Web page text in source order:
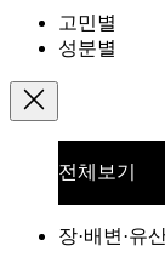
고민별
성분별
전체보기
장·배변·유